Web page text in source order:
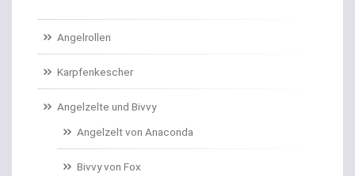
Brandungsbleie
Brothaken gebunden
Campinggeschirr
Angelrollen
Karpfenkescher
Angelzelte und Bivvy
Angelzelt von Anaconda
Bivvy von Fox